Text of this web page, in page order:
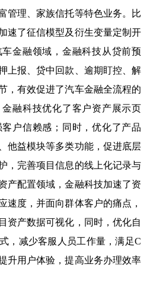
管理、家族信托等特色业务。比
速了征信模型及衍生变量定制开
金融领域，金融科技从贷前预
上报、贷中回款、逾期盯控、解
，有效促进了汽车金融全流程的
融科技优化了客户资产展示页
户信赖感；同时，优化了产品
他益模块等多类功能，促进底层
，完善项目信息的线上化记录与
产配置领域，金融科技加速了资
速度，并面向群体客户的痛点，
资产数据可视化，同时，优化自
，减少客服人员工作量，满足C
升用户体验，提高业务办理效率